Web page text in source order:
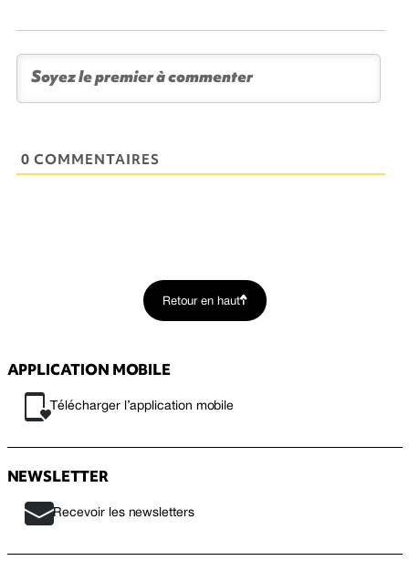
0 COMMENTAIRES
Retour en haut
APPLICATION MOBILE
Télécharger l’application mobile
NEWSLETTER
Recevoir les newsletters